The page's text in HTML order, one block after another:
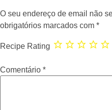
O seu endereço de email não
obrigatórios marcados com *
Recipe Rating
Comentário *